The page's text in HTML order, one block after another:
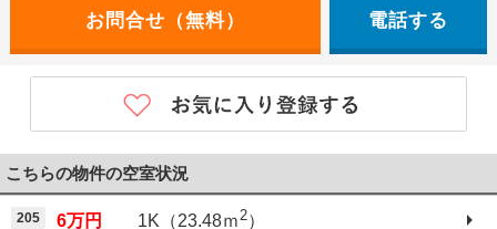
電話する
こちらの物件の空室状況
205 6万円 1K（23.48ｍ2）